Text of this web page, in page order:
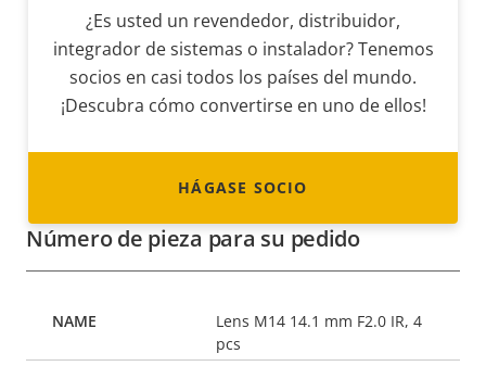
¿Es usted un revendedor, distribuidor,
integrador de sistemas o instalador? Tenemos
socios en casi todos los países del mundo.
¡Descubra cómo convertirse en uno de ellos!
HÁGASE SOCIO
Número de pieza para su pedido
Lens M14 14.1 mm F2.0 IR, 4
pcs